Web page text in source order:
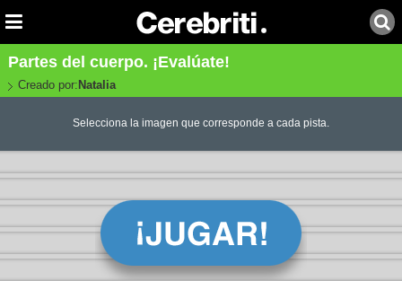
Partes del cuerpo. ¡Evalúate!
Creado por: Natalia
Selecciona la imagen que corresponde a cada pista.